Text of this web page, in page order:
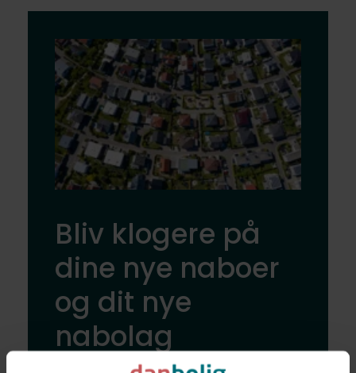
Bliv klogere på
dine nye naboer
og dit nye
nabolag